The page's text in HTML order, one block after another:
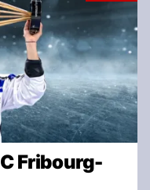
Fribourg-